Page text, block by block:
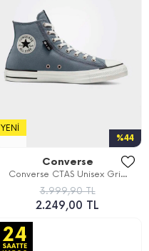
%44
YENI
Converse
Converse CTAS Unisex Gri...
3.999,90 TL
2.249,00 TL